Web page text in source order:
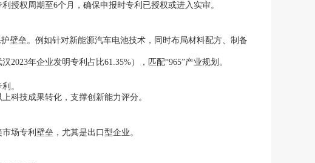
授权周期至6个月，确保申报时专利已授权或进入实审。
壁垒。例如针对新能源汽车电池技术，同时布局材料配方、制备
年企业发明专利占比61.35%），匹配“965”产业规划。
。
科技成果转化，支撑创新能力评分。
场专利壁垒，尤其是出口型企业。